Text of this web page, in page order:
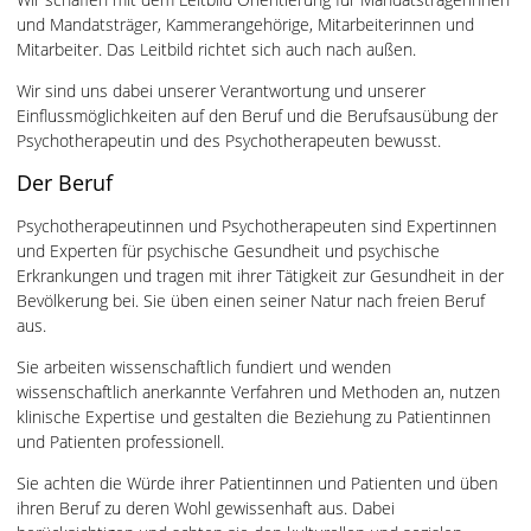
und Mandatsträger, Kammerangehörige, Mitarbeiterinnen und
Mitarbeiter. Das Leitbild richtet sich auch nach außen.
Wir sind uns dabei unserer Verantwortung und unserer
Einflussmöglichkeiten auf den Beruf und die Berufsausübung der
Psychotherapeutin und des Psychotherapeuten bewusst.
Der Beruf
Psychotherapeutinnen und Psychotherapeuten sind Expertinnen
und Experten für psychische Gesundheit und psychische
Erkrankungen und tragen mit ihrer Tätigkeit zur Gesundheit in der
Bevölkerung bei. Sie üben einen seiner Natur nach freien Beruf
aus.
Sie arbeiten wissenschaftlich fundiert und wenden
wissenschaftlich anerkannte Verfahren und Methoden an, nutzen
klinische Expertise und gestalten die Beziehung zu Patientinnen
und Patienten professionell.
Sie achten die Würde ihrer Patientinnen und Patienten und üben
ihren Beruf zu deren Wohl gewissenhaft aus. Dabei